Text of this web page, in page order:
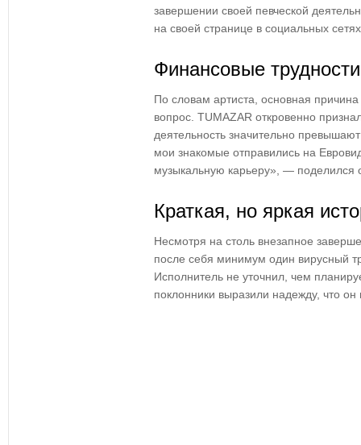
завершении своей певческой
на своей странице в социальных
Финансовые трудности
По словам артиста, основная
вопрос. TUMAZAR откровенно
деятельность значительно
мои знакомые отправились на
музыкальную карьеру», — поделился
Краткая, но яркая
Несмотря на столь внезапное
после себя минимум один вирусный
Исполнитель не уточнил, чем
поклонники выразили надежду, что